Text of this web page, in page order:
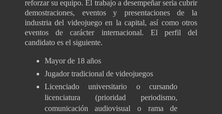
reforzar su equipo. El trabajo a desempeñar sería cubrir
demostraciones, eventos y presentaciones de la
industria del videojuego en la capital, así como otros
eventos de carácter internacional. El perfil del
candidato es el siguiente.
Mayor de 18 años
Jugador tradicional de videojuegos
Licenciado universitario o cursando
licenciatura (prioridad periodismo,
comunicación audiovisual o rama de